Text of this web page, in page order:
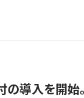
の導入を開始